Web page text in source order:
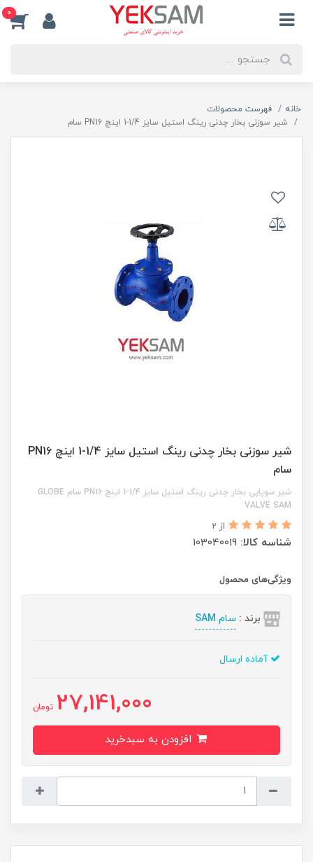
0
خانه
فهرست محصولات
شیر سوزنی بخار چدنی رینگ استیل سایز 1/4-1 اینچ PN16 سام
شیر سوزنی بخار چدنی رینگ استیل سایز 1/4-1 اینچ PN16
سام
شیر سوپاپی بخار چدنی رینگ استیل سایز 1/4-1 اینچ PN16 سام GLOBE
VALVE SAM
از 2
شناسه کالا: 103040019
ویژگی‌های محصول
برند : سام SAM
آماده ارسال
27,141,000 تومان